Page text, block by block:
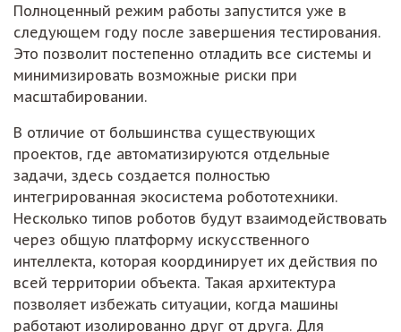
Полноценный режим работы запустится уже в
следующем году после завершения тестирования.
Это позволит постепенно отладить все системы и
минимизировать возможные риски при
масштабировании.
В отличие от большинства существующих
проектов, где автоматизируются отдельные
задачи, здесь создается полностью
интегрированная экосистема робототехники.
Несколько типов роботов будут взаимодействовать
через общую платформу искусственного
интеллекта, которая координирует их действия по
всей территории объекта. Такая архитектура
позволяет избежать ситуации, когда машины
работают изолированно друг от друга. Для